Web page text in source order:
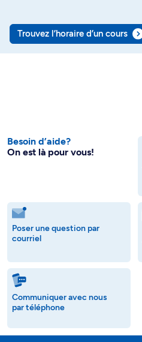
Trouvez l’horaire d’un cours
Besoin d’aide?
On est là pour vous!
Poser une question par
courriel
Communiquer avec nous
par téléphone